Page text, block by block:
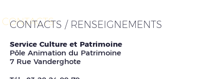
CONTACTS
CONTACTS / RENSEIGNEMENTS
Service Culture et Patrimoine
Pôle Animation du Patrimoine
7 Rue Vanderghote